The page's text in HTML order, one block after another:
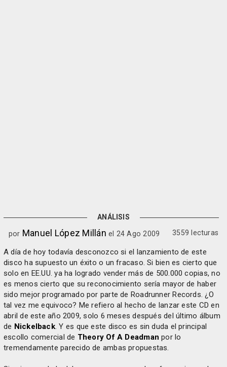
ANÁLISIS
por Manuel López Millánel 24 Ago 2009 3559 lecturas
A día de hoy todavía desconozco si el lanzamiento de este
disco ha supuesto un éxito o un fracaso. Si bien es cierto que
solo en EE.UU. ya ha logrado vender más de 500.000 copias, no
es menos cierto que su reconocimiento sería mayor de haber
sido mejor programado por parte de Roadrunner Records. ¿O
tal vez me equivoco? Me refiero al hecho de lanzar este CD en
abril de este año 2009, solo 6 meses después del último álbum
de Nickelback. Y es que este disco es sin duda el principal
escollo comercial de Theory Of A Deadman por lo
tremendamente parecido de ambas propuestas.